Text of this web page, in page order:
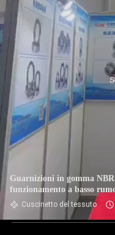
Guarnizioni in gomma
funzionamento a basso
per strumenti di trasmissione
Cuscinetto del tessuto